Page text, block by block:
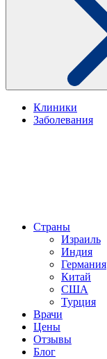
Клиники
Заболевания
Страны
Израиль
Индия
Германия
Китай
США
Турция
Врачи
Цены
Отзывы
Блог